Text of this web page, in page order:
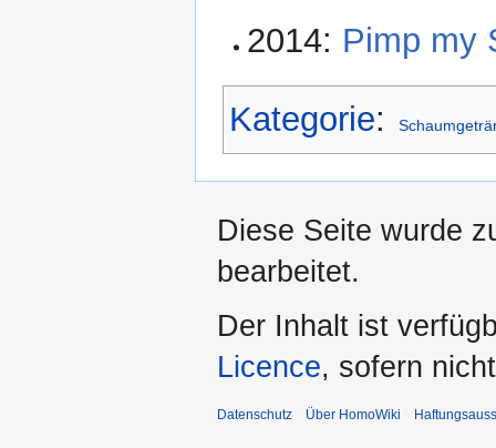
2014: Pimp my
Kategorie:
Diese Seite wurde
bearbeitet.
Der Inhalt ist
Licence, sofern
Datenschutz Über HomoWiki